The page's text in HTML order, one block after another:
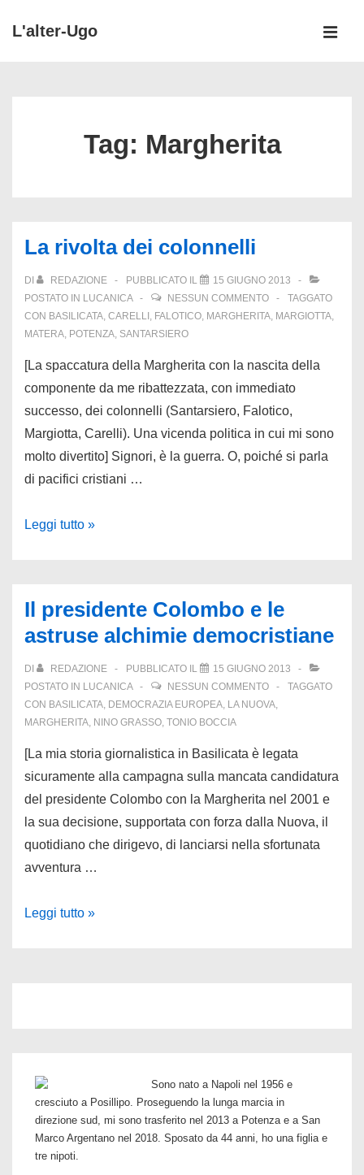
VaiL'alter-Ugo
Tag: Margherita
La rivolta dei colonnelli
DI REDAZIONE PUBBLICATO IL
15 GIUGNO 2013
POSTATO IN LUCANICA NESSUN COMMENTO
TAGGATO
CON BASILICATA, CARELLI , FALOTICO, MARGHERITA, MARGIOTTA,
MATERA, POTENZA, SANTARSIERO
[La spaccatura della Margherita con la nascita della
componente da me ribattezzata, con immediato
successo, dei colonnelli (Santarsiero, Falotico,
Margiotta, Carelli). Una vicenda politica in cui mi sono
molto divertito] Signori, è la guerra. O, poiché si parla
di pacifici cristiani …
La
Leggi tutto »
Il presidente Colombo e le
astruse alchimie democristiane
DI REDAZIONE PUBBLICATO IL
15 GIUGNO 2013
POSTATO IN LUCANICA NESSUN COMMENTO
TAGGATO
CON BASILICATA, DEMOCRAZIA EUROPEA, LA NUOVA,
MARGHERITA, NINO GRASSO, TONIO BOCCIA
[La mia storia giornalistica in Basilicata è legata
sicuramente alla campagna sulla mancata candidatura
del presidente Colombo con la Margherita nel 2001 e
la sua decisione, supportata con forza dalla Nuova, il
quotidiano che dirigevo, di lanciarsi nella sfortunata
avventura …
IlLeggi tutto »
Sono nato a Napoli nel 1956 e
cresciuto a Posillipo. Proseguendo la lunga marcia in
direzione sud, mi sono trasferito nel 2013 a Potenza e a San
Marco Argentano nel 2018. Sposato da 44 anni, ho una figlia e
tre nipoti.